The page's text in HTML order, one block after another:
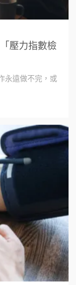
壓力指數檢
永遠做不完，或